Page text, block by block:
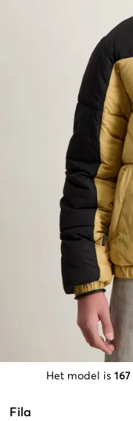
Het model is 167
Fila